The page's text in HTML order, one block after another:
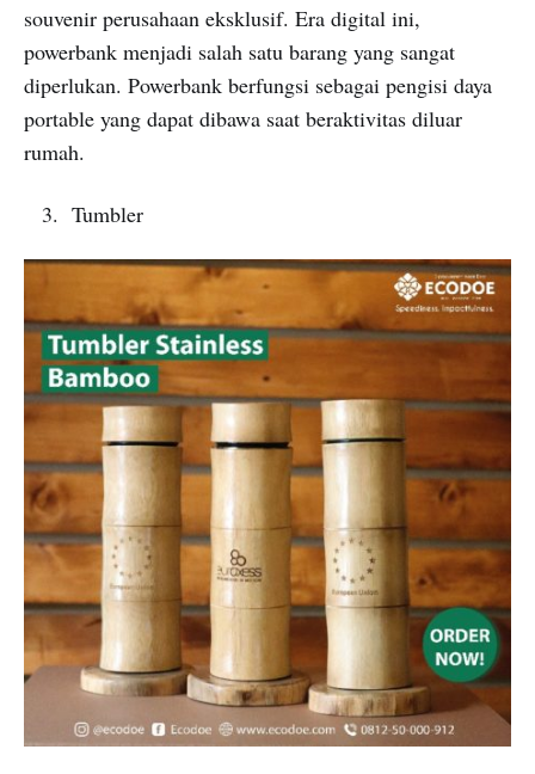
souvenir perusahaan eksklusif. Era digital ini,
powerbank menjadi salah satu barang yang sangat
diperlukan. Powerbank berfungsi sebagai pengisi daya
portable yang dapat dibawa saat beraktivitas diluar
rumah.
Tumbler